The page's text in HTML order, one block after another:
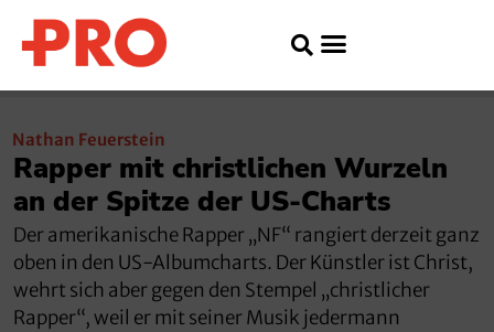
Nathan Feuerstein
Rapper mit christlichen Wurzeln
an der Spitze der US-Charts
Der amerikanische Rapper „NF“ rangiert derzeit ganz
oben in den US-Albumcharts. Der Künstler ist Christ,
wehrt sich aber gegen den Stempel „christlicher
Rapper“, weil er mit seiner Musik jedermann